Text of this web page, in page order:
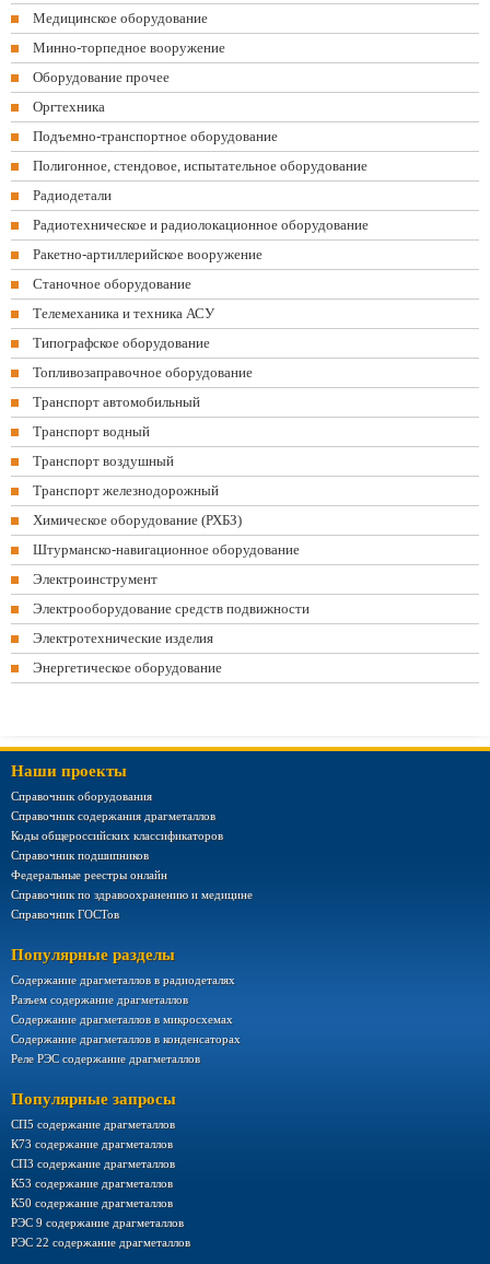
Медицинское оборудование
Минно-торпедное вооружение
Оборудование прочее
Оргтехника
Подъемно-транспортное оборудование
Полигонное, стендовое, испытательное оборудование
Радиодетали
Радиотехническое и радиолокационное оборудование
Ракетно-артиллерийское вооружение
Станочное оборудование
Телемеханика и техника АСУ
Типографское оборудование
Топливозаправочное оборудование
Транспорт автомобильный
Транспорт водный
Транспорт воздушный
Транспорт железнодорожный
Химическое оборудование (РХБЗ)
Штурманско-навигационное оборудование
Электроинструмент
Электрооборудование средств подвижности
Электротехнические изделия
Энергетическое оборудование
Наши проекты
Справочник оборудования
Справочник содержания драгметаллов
Коды общероссийских классификаторов
Справочник подшипников
Федеральные реестры онлайн
Справочник по здравоохранению и медицине
Справочник ГОСТов
Популярные разделы
Содержание драгметаллов в радиодеталях
Разъем содержание драгметаллов
Содержание драгметаллов в микросхемах
Содержание драгметаллов в конденсаторах
Реле РЭС содержание драгметаллов
Популярные запросы
СП5 содержание драгметаллов
К73 содержание драгметаллов
СП3 содержание драгметаллов
К53 содержание драгметаллов
К50 содержание драгметаллов
РЭС 9 содержание драгметаллов
РЭС 22 содержание драгметаллов